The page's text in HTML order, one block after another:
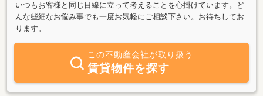
いつもお客様と同じ目線に立って考えることを心掛けています。ど
んな些細なお悩み事でも一度お気軽にご相談下さい。お待ちしてお
ります。
この不動産会社が取り扱う
賃貸物件を探す